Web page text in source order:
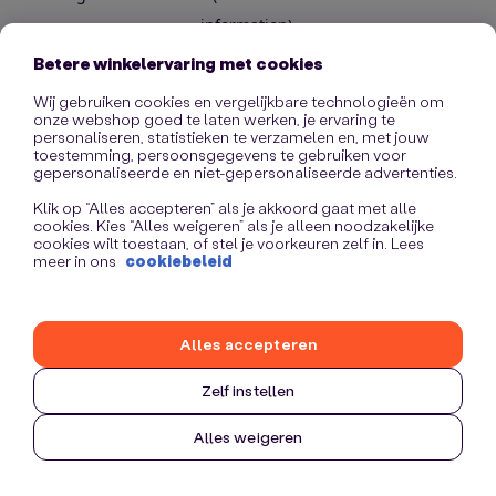
information).
Betere winkelervaring met cookies
Wij gebruiken cookies en vergelijkbare technologieën om
onze webshop goed te laten werken, je ervaring te
personaliseren, statistieken te verzamelen en, met jouw
toestemming, persoonsgegevens te gebruiken voor
gepersonaliseerde en niet-gepersonaliseerde advertenties.
Klik op “Alles accepteren” als je akkoord gaat met alle
cookies. Kies “Alles weigeren” als je alleen noodzakelijke
cookies wilt toestaan, of stel je voorkeuren zelf in. Lees
meer in ons cookiebeleid
Zelf instellen
Alles weigeren
Alles accepteren